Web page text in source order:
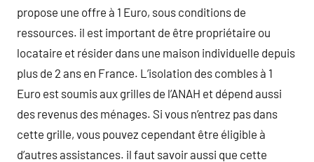
propose une offre à 1 Euro, sous conditions de
ressources. il est important de être propriétaire ou
locataire et résider dans une maison individuelle depuis
plus de 2 ans en France. L’isolation des combles à 1
Euro est soumis aux grilles de l’ANAH et dépend aussi
des revenus des ménages. Si vous n’entrez pas dans
cette grille, vous pouvez cependant être éligible à
d’autres assistances. il faut savoir aussi que cette